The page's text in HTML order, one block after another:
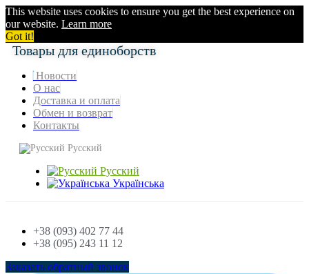
This website uses cookies to ensure you get the best experience on
our website. Learn more
Got it!
Товары для единоборств
Новости
О нас
Доставка и оплата
Обмен и возврат
Контакты
Русский
Русский
Українська
+38 (093) 402 77 44
+38 (095) 243 11 12
Заказать обратный звонок